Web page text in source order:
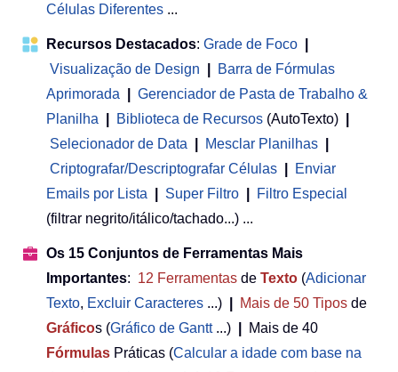
Células Diferentes ...
Recursos Destacados: Grade de Foco
Visualização de Design
Barra de Fórmulas
Aprimorada
Gerenciador de Pasta de Trabalho &
Planilha
Biblioteca de Recursos (AutoTexto)
Selecionador de Data
Mesclar Planilhas
Criptografar/Descriptografar Células
Enviar
Emails por Lista
Super Filtro
Filtro Especial
(filtrar negrito/itálico/tachado...) ...
Os 15 Conjuntos de Ferramentas Mais
Importantes: 12 Ferramentas de Texto (Adicionar
Texto, Excluir Caracteres ...) Mais de 50 Tipos de
Gráficos (Gráfico de Gantt...)
Mais de 40
Fórmulas Práticas (Calcular a idade com base na